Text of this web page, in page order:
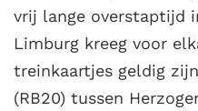
vrij lange overstaptijd
Limburg kreeg voor
treinkaartjes geldig
(RB20) tussen